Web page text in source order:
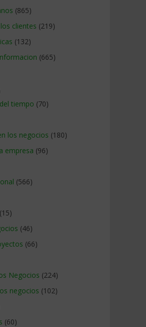
(865)
clientes (219)
(132)
(665)
tiempo (70)
los negocios (180)
empresa (96)
(566)
(15)
(46)
(66)
Negocios (224)
negocios (102)
(60)